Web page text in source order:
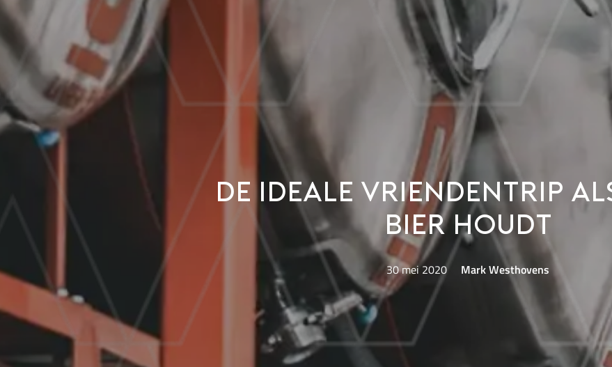
De ideale vriendentrip
bier houdt
30 mei 2020 Mark Westhovens